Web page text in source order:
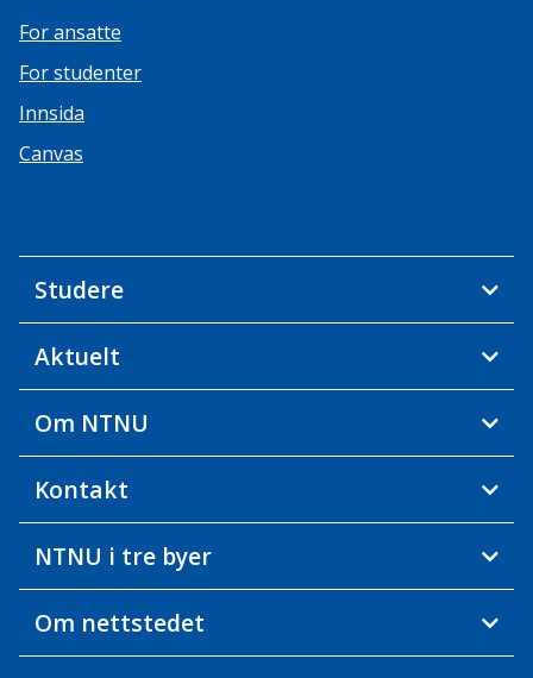
For ansatte
For studenter
Innsida
Canvas
Studere
Aktuelt
Om NTNU
Kontakt
NTNU i tre byer
Om nettstedet